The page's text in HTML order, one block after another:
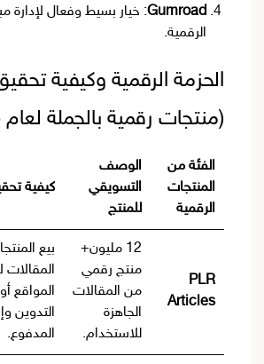
Gumroad: خيار بسيط وفعال لإدارة
الرقمية.
الحزمة الرقمية وكيفية تحقيق
(منتجات رقمية بالجملة لعام 2025)
الفئة من
المنتجات
الرقمية
الوصف
التسويقي
للمنتج
كيفية
PLR
Articles
12 مليون+
منتج رقمي
من المقالات
الجاهزة
للاستخدام.
بيع
المواقع
التدوين
المدفوع.